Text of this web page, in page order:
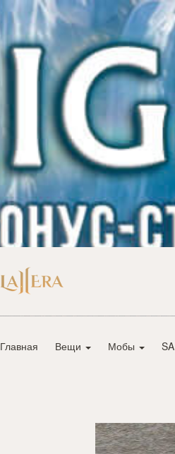
Главная Вещи Мобы SA